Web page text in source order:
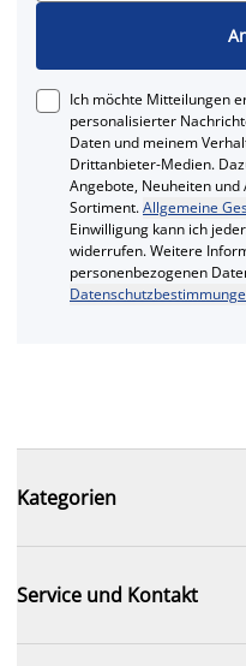
Ich möchte Mitteilungen
personalisierter
Daten und meinem
Drittanbieter-Medien.
Angebote, Neuheiten und
Sortiment.Allgemeine
Einwilligung kann ich
widerrufen. Weitere
personenbezogenen
Kategorien
Service und Kontakt